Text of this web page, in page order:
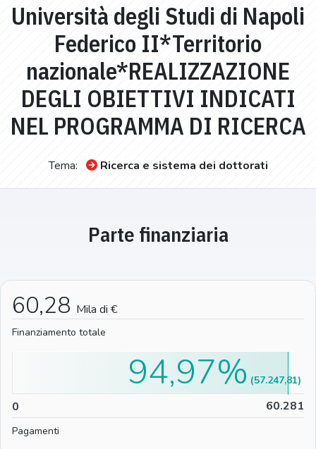
Università degli Studi di Napoli
Federico II*Territorio
nazionale*REALIZZAZIONE
DEGLI OBIETTIVI INDICATI
NEL PROGRAMMA DI RICERCA
Tema: Ricerca e sistema dei dottorati
Parte finanziaria
60,28 Mila di €
Finanziamento totale
0 60.281
94,97% (57.247,81)
Pagamenti